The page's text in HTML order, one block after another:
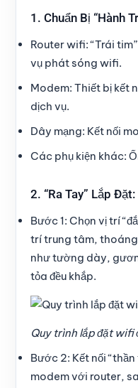
1. Chuẩn Bị “Hành
Router wifi:“Trái
vụ phát sóng wifi.
Modem: Thiết bị kết
dịch vụ.
Dây mạng: Kết nối
Các phụ kiện khác:
2. “Ra Tay” Lắp Đặt:
Bước 1: Chọn vị trí
trí trung tâm,
như tường dày,
tỏa đều khắp.
Quy trình lắp đặt wifi
Bước 2: Kết nối “thần
modem với router,